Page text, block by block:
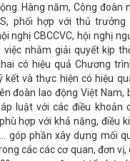
2024
Costa Rica trở
tế thị trường
Sở
Sớm có chính sách ưu
tác tham mưu, phục vụ
hội thu hút đầu tư, thương
Vietnam Expo 2023
hành hệ thống điện và
là nhiệm vụ chính trị
I NĂM 2023
Tổ chức
Nam năm 2025
các biện pháp ứng phó
cùng Hà Tĩnh trong
Hàng năm, Công đoàn
phối hợp với thủ
nghị CBCCVC, hội nghị
nhằm giải quyết kịp
có hiệu quả Chương
kết và thực hiện có hiệu
đoàn lao động Việt Nam,
luật với các điều khoản
hợp với khả năng, điều
góp phần xây dựng mối
các các cơ quan, đơn